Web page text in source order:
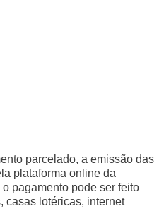
parcelado, a emissão das
plataforma online da
pagamento pode ser feito
casas lotéricas, internet